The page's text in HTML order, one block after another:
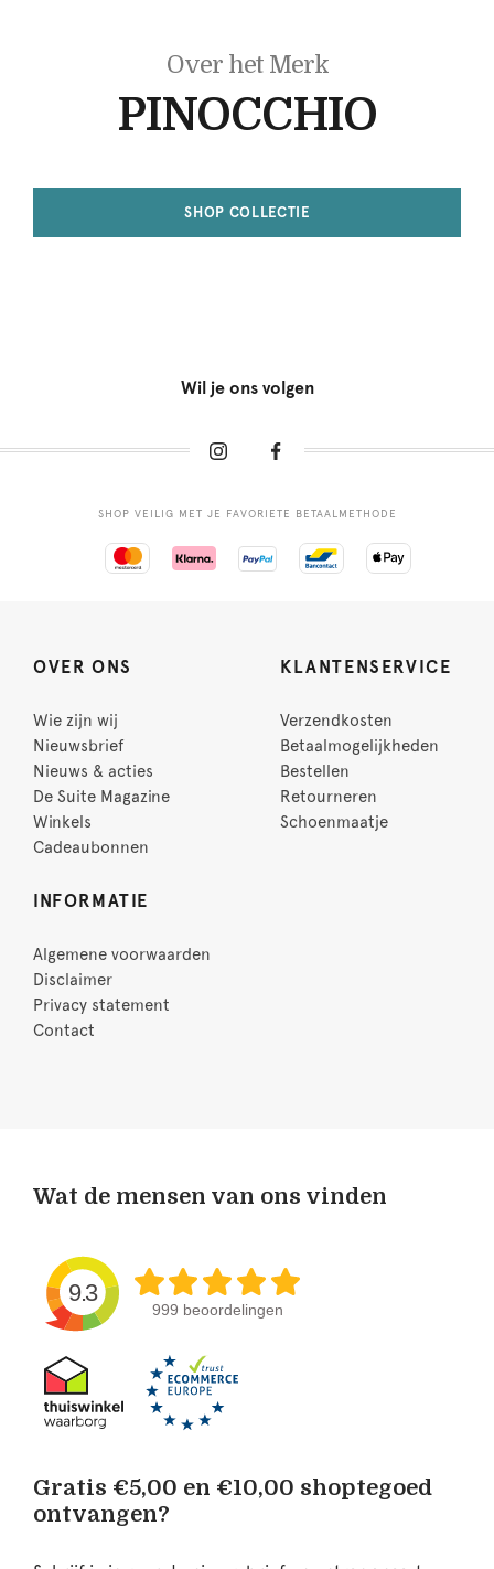
Over het Merk
PINOCCHIO
SHOP COLLECTIE
Wil je ons volgen
SHOP VEILIG MET JE FAVORIETE BETAALMETHODE
OVER ONS
Wie zijn wij
Nieuwsbrief
Nieuws & acties
De Suite Magazine
Winkels
Cadeaubonnen
KLANTENSERVICE
Verzendkosten
Betaalmogelijkheden
Bestellen
Retourneren
Schoenmaatje
INFORMATIE
Algemene voorwaarden
Disclaimer
Privacy statement
Contact
Wat de mensen van ons vinden
9.3
999 beoordelingen
Gratis €5,00 en €10,00 shoptegoed
ontvangen?